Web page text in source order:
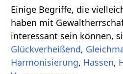
Einige Begriffe, die
haben mit Gewaltherrschaft‏‎, aber vielleicht
interessant sein können,
,
, ,